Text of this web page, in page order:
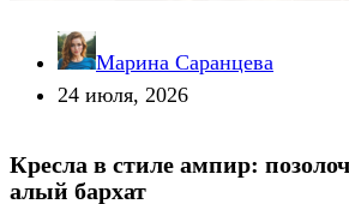
Марина Саранцева
24 июля, 2026
Кресла в стиле ампир:
алый бархат